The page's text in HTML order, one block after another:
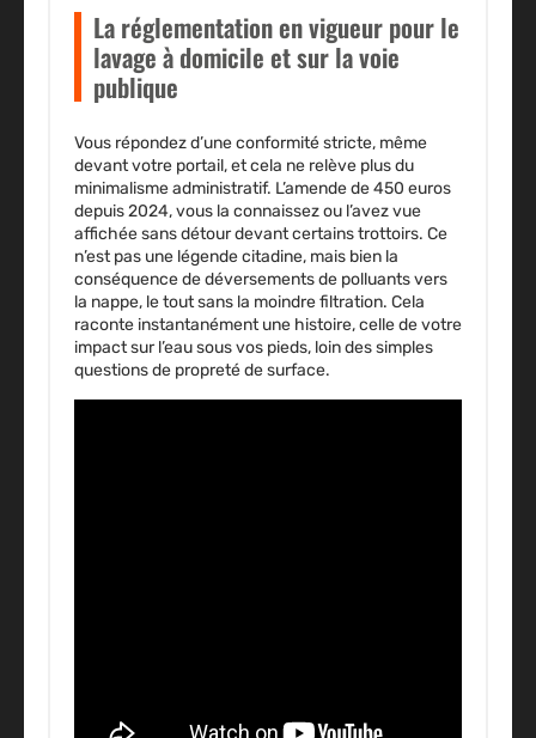
La réglementation en vigueur pour le
lavage à domicile et sur la voie
publique
Vous répondez d’une conformité stricte, même
devant votre portail, et cela ne relève plus du
minimalisme administratif. L’amende de 450 euros
depuis 2024, vous la connaissez ou l’avez vue
affichée sans détour devant certains trottoirs. Ce
n’est pas une légende citadine, mais bien la
conséquence de déversements de polluants vers
la nappe, le tout sans la moindre filtration. Cela
raconte instantanément une histoire, celle de votre
impact sur l’eau sous vos pieds, loin des simples
questions de propreté de surface.